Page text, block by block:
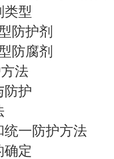
型
护剂
腐剂
法
护
一防护方法
定